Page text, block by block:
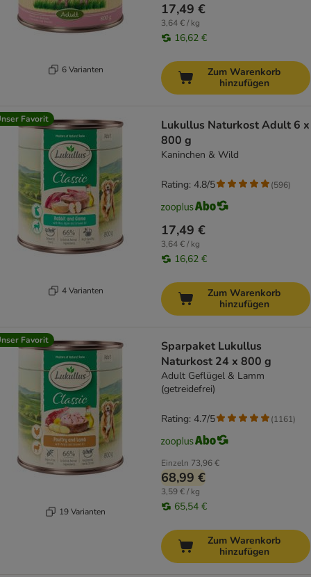
6 Varianten
17,49 €
3,64 € / kg
16,62 €
Zum Warenkorb
hinzufügen
Favorit
4 Varianten
Lukullus Naturkost Adult 6 x
800 g
Kaninchen & Wild
17,49 €
3,64 € / kg
16,62 €
Rating: 4.8/5 (596)
Zum Warenkorb
hinzufügen
Favorit
19 Varianten
Sparpaket Lukullus
Naturkost 24 x 800 g
Adult Geflügel & Lamm
(getreidefrei)
Einzeln 73,96 €
68,99 €
3,59 € / kg
65,54 €
Rating: 4.7/5 (1161)
Zum Warenkorb
hinzufügen